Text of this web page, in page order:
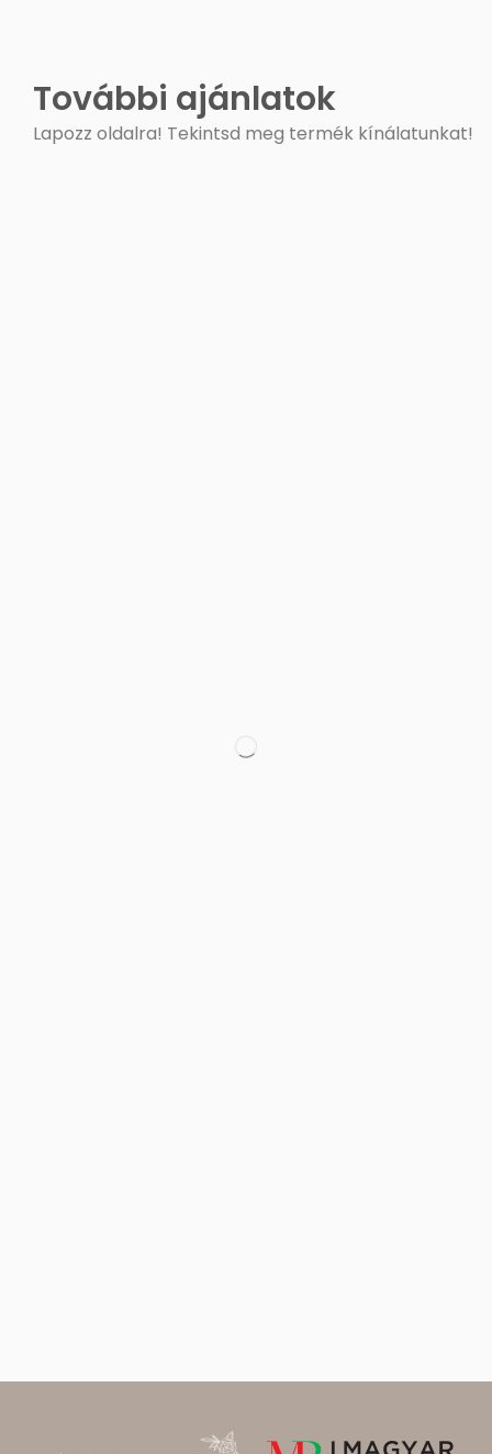
További ajánlatok
Lapozz oldalra! Tekintsd meg termék kínálatunkat!